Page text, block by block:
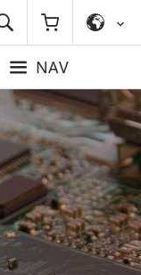
NAV